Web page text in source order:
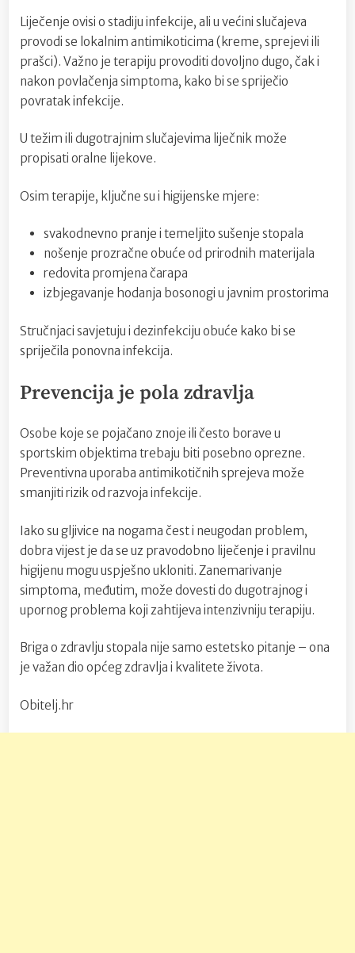
Liječenje ovisi o stadiju infekcije, ali u većini slučajeva
provodi se lokalnim antimikoticima (kreme, sprejevi ili
prašci). Važno je terapiju provoditi dovoljno dugo, čak i
nakon povlačenja simptoma, kako bi se spriječio
povratak infekcije.
U težim ili dugotrajnim slučajevima liječnik može
propisati oralne lijekove.
Osim terapije, ključne su i higijenske mjere:
svakodnevno pranje i temeljito sušenje stopala
nošenje prozračne obuće od prirodnih materijala
redovita promjena čarapa
izbjegavanje hodanja bosonogi u javnim prostorima
Stručnjaci savjetuju i dezinfekciju obuće kako bi se
spriječila ponovna infekcija.
Prevencija je pola zdravlja
Osobe koje se pojačano znoje ili često borave u
sportskim objektima trebaju biti posebno oprezne.
Preventivna uporaba antimikotičnih sprejeva može
smanjiti rizik od razvoja infekcije.
Iako su gljivice na nogama čest i neugodan problem,
dobra vijest je da se uz pravodobno liječenje i pravilnu
higijenu mogu uspješno ukloniti. Zanemarivanje
simptoma, međutim, može dovesti do dugotrajnog i
upornog problema koji zahtijeva intenzivniju terapiju.
Briga o zdravlju stopala nije samo estetsko pitanje – ona
je važan dio općeg zdravlja i kvalitete života.
Obitelj.hr